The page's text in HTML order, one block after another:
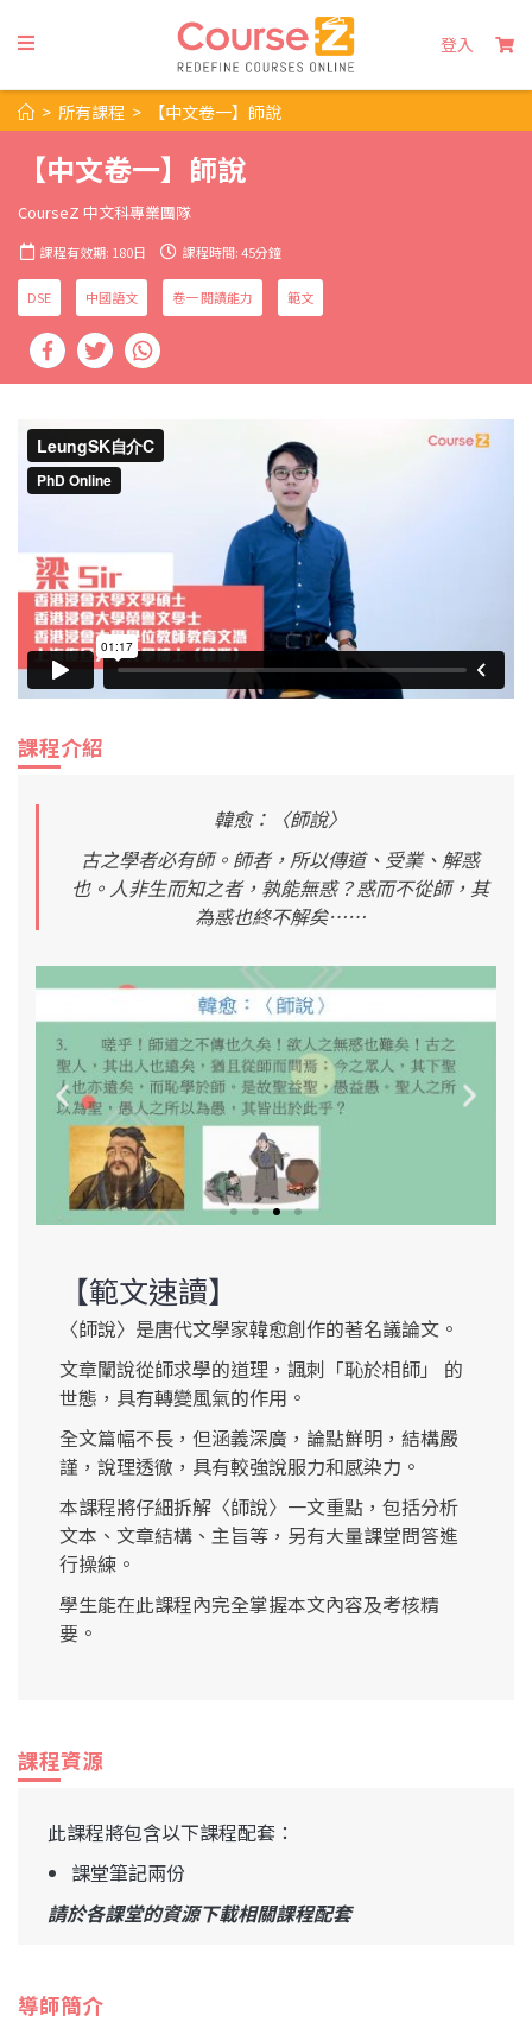
登入
> 所有課程 > 【中文卷一】師說
【中文卷一】師說
CourseZ 中文科專業團隊
課程有效期: 180日 課程時間: 45分鐘
DSE 中國語文 卷一 閱讀能力 範文
課程介紹
韓愈：〈師說〉
古之學者必有師。師者，所以傳道、受業、解惑
也。人非生而知之者，孰能無惑？惑而不從師，其
為惑也終不解矣……
【範文速讀】
〈師說〉是唐代文學家韓愈創作的著名議論文。
文章闡說從師求學的道理，諷刺「恥於相師」 的
世態，具有轉變風氣的作用。
全文篇幅不長，但涵義深廣，論點鮮明，結構嚴
謹，說理透徹，具有較強說服力和感染力。
本課程將仔細拆解〈師說〉一文重點，包括分析
文本、文章結構、主旨等，另有大量課堂問答進
行操練。
學生能在此課程內完全掌握本文內容及考核精
要。
課程資源
此課程將包含以下課程配套：
課堂筆記兩份
請於各課堂的資源下載相關課程配套
導師簡介